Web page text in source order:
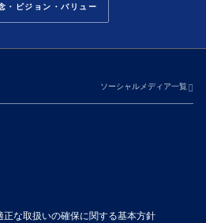
・ビジョン・バリュー
ソーシャルメディア一覧
な取扱いの確保に関する基本方針